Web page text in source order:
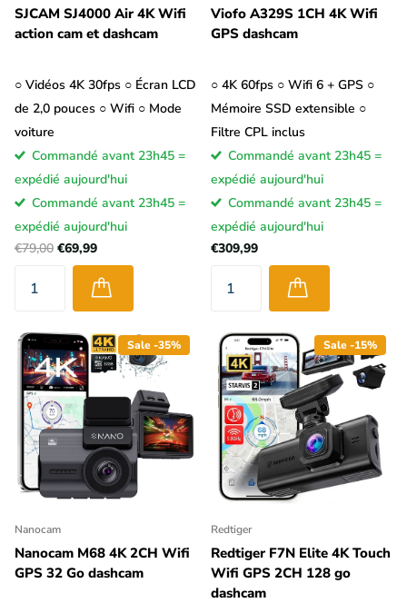
SJCAM SJ4000 Air 4K Wifi
action cam et dashcam
○ Vidéos 4K 30fps ○ Écran LCD
de 2,0 pouces ○ Wifi ○ Mode
voiture
Commandé avant 23h45 =
expédié aujourd'hui
Commandé avant 23h45 =
expédié aujourd'hui
€79,00 €69,99
Viofo A329S 1CH 4K Wifi
GPS dashcam
○ 4K 60fps ○ Wifi 6 + GPS ○
Mémoire SSD extensible ○
Filtre CPL inclus
Commandé avant 23h45 =
expédié aujourd'hui
Commandé avant 23h45 =
expédié aujourd'hui
€309,99
Sale -35%
Nanocam
Nanocam M68 4K 2CH Wifi
GPS 32 Go dashcam
Sale -15%
Redtiger
Redtiger F7N Elite 4K Touch
Wifi GPS 2CH 128 go
dashcam